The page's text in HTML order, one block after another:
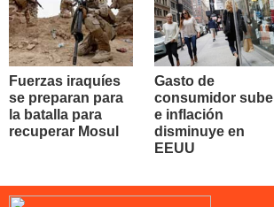
Fuerzas iraquíes
se preparan para
la batalla para
recuperar Mosul
Gasto de
consumidor sube
e inflación
disminuye en
EEUU